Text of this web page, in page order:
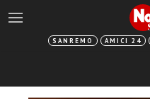
SANREMO AMICI 24